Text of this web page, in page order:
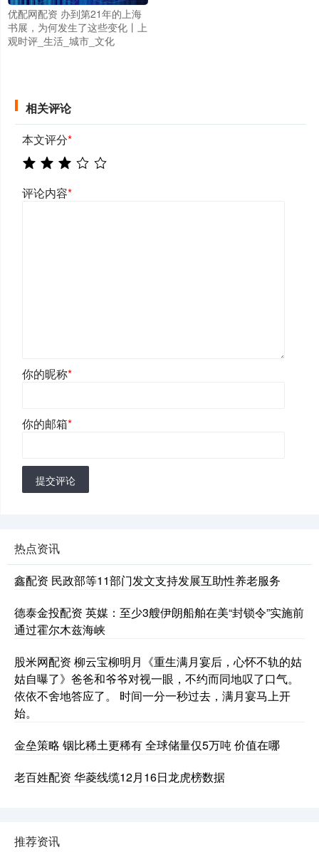
优配网配资 办到第21年的上海
书展，为何发生了这些变化丨上
观时评_生活_城市_文化
相关评论
本文评分*
评论内容*
你的昵称*
你的邮箱*
提交评论
热点资讯
鑫配资 民政部等11部门发文支持发展互助性养老服务
德泰金投配资 英媒：至少3艘伊朗船舶在美“封锁令”实施前
通过霍尔木兹海峡
股米网配资 柳云宝柳明月《重生满月宴后，心怀不轨的姑
姑自曝了》爸爸和爷爷对视一眼，不约而同地叹了口气。
依依不舍地答应了。 时间一分一秒过去，满月宴马上开
始。
金垒策略 铟比稀土更稀有 全球储量仅5万吨 价值在哪
老百姓配资 华菱线缆12月16日龙虎榜数据
推荐资讯